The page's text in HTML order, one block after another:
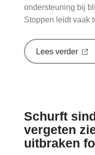
ondersteuning bij
Stoppen leidt vaak
Lees verder over
toe'
op
Schurft
vergeten
uitbraken